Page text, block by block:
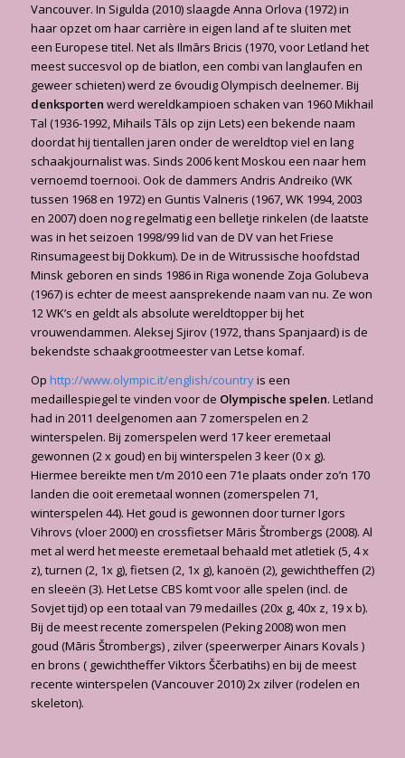
Vancouver. In Sigulda (2010) slaagde Anna Orlova (1972) in
haar opzet om haar carrière in eigen land af te sluiten met
een Europese titel. Net als Ilmārs Bricis (1970, voor Letland het
meest succesvol op de biatlon, een combi van langlaufen en
geweer schieten) werd ze 6voudig Olympisch deelnemer. Bij
denksporten werd wereldkampioen schaken van 1960 Mikhail
Tal (1936-1992, Mihails Tāls op zijn Lets) een bekende naam
doordat hij tientallen jaren onder de wereldtop viel en lang
schaakjournalist was. Sinds 2006 kent Moskou een naar hem
vernoemd toernooi. Ook de dammers Andris Andreiko (WK
tussen 1968 en 1972) en Guntis Valneris (1967, WK 1994, 2003
en 2007) doen nog regelmatig een belletje rinkelen (de laatste
was in het seizoen 1998/99 lid van de DV van het Friese
Rinsumageest bij Dokkum). De in de Witrussische hoofdstad
Minsk geboren en sinds 1986 in Riga wonende Zoja Golubeva
(1967) is echter de meest aansprekende naam van nu. Ze won
12 WK’s en geldt als absolute wereldtopper bij het
vrouwendammen. Aleksej Sjirov (1972, thans Spanjaard) is de
bekendste schaakgrootmeester van Letse komaf.
Op http://www.olympic.it/english/countryis een
medaillespiegel te vinden voor de Olympische spelen. Letland
had in 2011 deelgenomen aan 7 zomerspelen en 2
winterspelen. Bij zomerspelen werd 17 keer eremetaal
gewonnen (2 x goud) en bij winterspelen 3 keer (0 x g).
Hiermee bereikte men t/m 2010 een 71e plaats onder zo’n 170
landen die ooit eremetaal wonnen (zomerspelen 71,
winterspelen 44). Het goud is gewonnen door turner Igors
Vihrovs (vloer 2000) en crossfietser Māris Štrombergs (2008). Al
met al werd het meeste eremetaal behaald met atletiek (5, 4 x
z), turnen (2, 1x g), fietsen (2, 1x g), kanoën (2), gewichtheffen (2)
en sleeën (3). Het Letse CBS komt voor alle spelen (incl. de
Sovjet tijd) op een totaal van 79 medailles (20x g, 40x z, 19 x b).
Bij de meest recente zomerspelen (Peking 2008) won men
goud (Māris Štrombergs) , zilver (speerwerper Ainars Kovals )
en brons ( gewichtheffer Viktors Ščerbatihs) en bij de meest
recente winterspelen (Vancouver 2010) 2x zilver (rodelen en
skeleton).